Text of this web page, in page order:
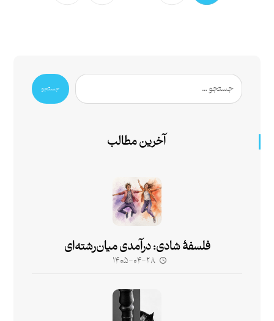
جستجو
آخرین مطالب
فلسفۀ شادی: درآمدی میان‌رشته‌ای
۱۴۰۵-۰۴-۲۸